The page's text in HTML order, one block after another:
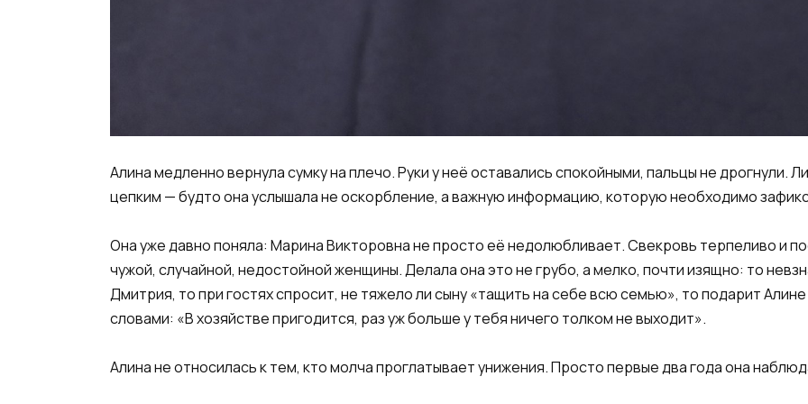
Алина медленно вернула сумку на плечо. Руки у неё оставались спокойными, пальцы не дрогнули.
цепким — будто она услышала не оскорбление, а важную информацию, которую необходимо
Она уже давно поняла: Марина Викторовна не просто её недолюбливает. Свекровь терпеливо и
чужой, случайной, недостойной женщины. Делала она это не грубо, а мелко, почти изящно: то
Дмитрия, то при гостях спросит, не тяжело ли сыну «тащить на себе всю семью», то подарит
словами: «В хозяйстве пригодится, раз уж больше у тебя ничего толком не выходит».
Алина не относилась к тем, кто молча проглатывает унижения. Просто первые два года она